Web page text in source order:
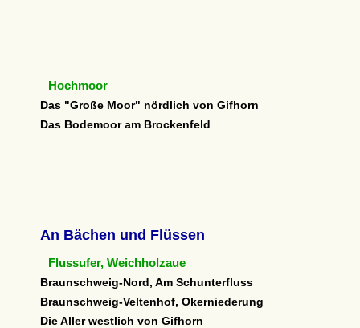
Hochmoor
Das "Große Moor" nördlich von Gifhorn
Das Bodemoor am Brockenfeld
An Bächen und Flüssen
Flussufer, Weichholzaue
Braunschweig-Nord, Am Schunterfluss
Braunschweig-Veltenhof, Okerniederung
Die Aller westlich von Gifhorn